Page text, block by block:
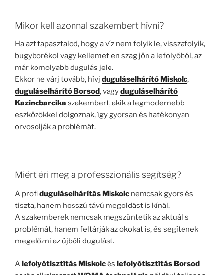
Mikor kell azonnal szakembert hívni?
Ha azt tapasztalod, hogy a víz nem folyik le, visszafolyik,
bugyborékol vagy kellemetlen szag jön a lefolyóból, az
már komolyabb dugulás jele.
Ekkor ne várj tovább, hívj duguláselhárító Miskolc,
duguláselhárító Borsod, vagyduguláselhárító
Kazincbarcika szakembert, akik a legmodernebb
eszközökkel dolgoznak, így gyorsan és hatékonyan
orvosolják a problémát.
Miért éri meg a professzionális segítség?
A profiduguláselhárítás Miskolc nemcsak gyors és
tiszta, hanem hosszú távú megoldást is kínál.
A szakemberek nemcsak megszüntetik az aktuális
problémát, hanem feltárják az okokat is, és segítenek
megelőzni az újbóli dugulást.
Alefolyótisztítás Miskolcés lefolyótisztítás Borsod